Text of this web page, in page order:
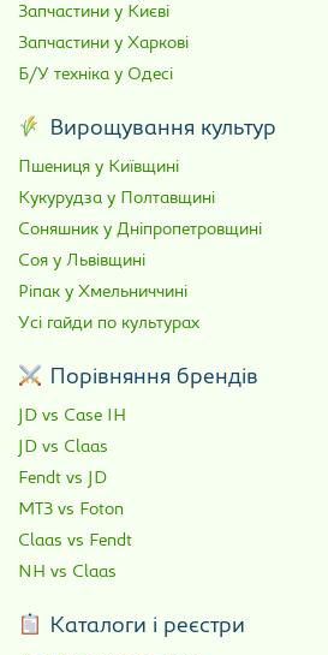
Запчастини у Києві
Запчастини у Харкові
Б/У техніка у Одесі
Вирощування культур
Пшениця у Київщині
Кукурудза у Полтавщині
Соняшник у Дніпропетровщині
Соя у Львівщині
Ріпак у Хмельниччині
Усі гайди по культурах
Порівняння брендів
JD vs Case IH
JD vs Claas
Fendt vs JD
МТЗ vs Foton
Claas vs Fendt
NH vs Claas
Каталоги і реєстри